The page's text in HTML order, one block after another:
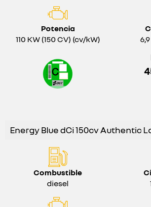
Potencia
110 KW (150 CV) (cv/kW)
Energy Blue dCi 150cv Authentic
Combustible
diesel